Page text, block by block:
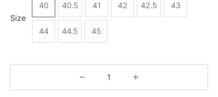
Size
40 40.5 41 42 42.5 43
44 44.5 45